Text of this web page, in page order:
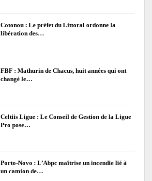
Cotonou : Le préfet du Littoral ordonne la
libération des…
FBF : Mathurin de Chacus, huit années qui ont
changé le…
Celtiis Ligue : Le Conseil de Gestion de la Ligue
Pro pose…
Porto-Novo : L’Abpc maîtrise un incendie lié à
un camion de…